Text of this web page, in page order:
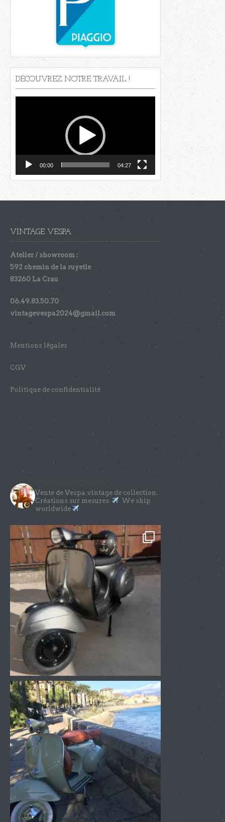
DÉCOUVREZ NOTRE TRAVAIL !
00:00 04:27
VINTAGE VESPA
Atelier / showroom :
592 chemin de la ruyetle
83260 La Crau
06.49.83.50.70
vintagevespa2024@gmail.com
Mentions légales
CGV
Politique de confidentialité
Vente de Vespa vintage de collection.
Créations sur mesures.
We ship
worldwide